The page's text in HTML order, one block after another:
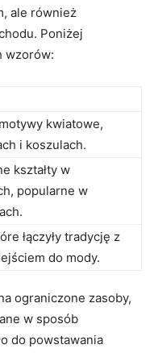
ale również
Poniżej
wzorów:
kwiatowe,
i koszulach.
kształty w
popularne w
łączyły tradycję z
do mody.
ograniczone zasoby,
w sposób
do powstawania